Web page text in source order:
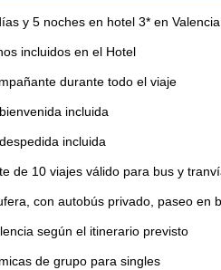
y 5 noches en hotel 3* en
incluidos en el Hotel
durante todo el viaje
incluida
incluida
de 10 viajes válido para bus y
con autobús privado, paseo en
según el itinerario previsto
de grupo para singles